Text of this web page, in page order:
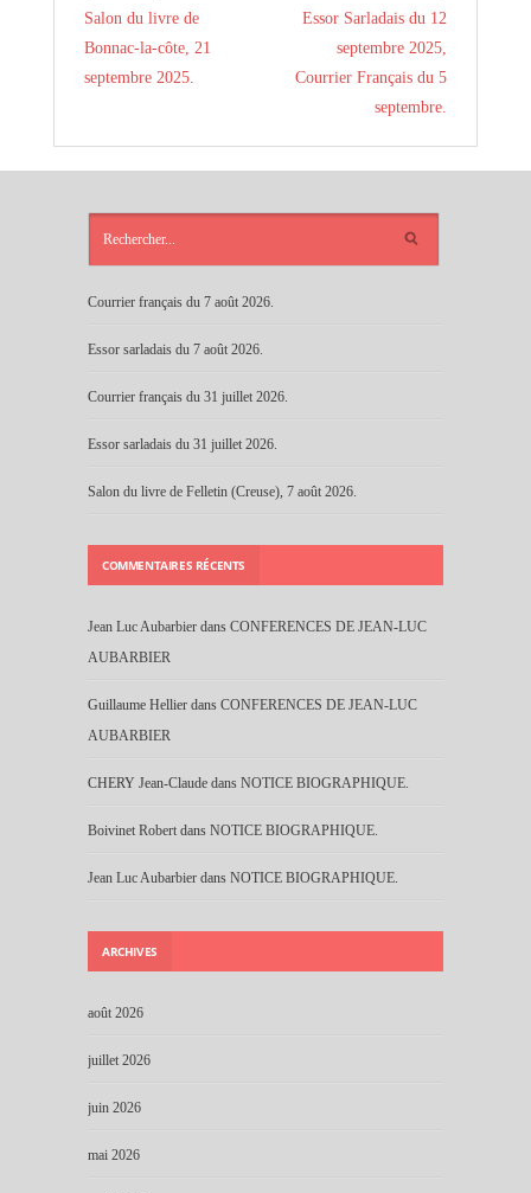
Salon du livre de
Bonnac-la-côte, 21
septembre 2025.
Essor Sarladais du 12
septembre 2025,
Courrier Français du 5
septembre.
Courrier français du 7 août 2026.
Essor sarladais du 7 août 2026.
Courrier français du 31 juillet 2026.
Essor sarladais du 31 juillet 2026.
Salon du livre de Felletin (Creuse), 7 août 2026.
COMMENTAIRES RÉCENTS
Jean Luc Aubarbier dans CONFERENCES DE JEAN-LUC
AUBARBIER
Guillaume Hellier dans CONFERENCES DE JEAN-LUC
AUBARBIER
CHERY Jean-Claude dans NOTICE BIOGRAPHIQUE.
Boivinet Robert dans NOTICE BIOGRAPHIQUE.
Jean Luc Aubarbier dans NOTICE BIOGRAPHIQUE.
ARCHIVES
août 2026
juillet 2026
juin 2026
mai 2026